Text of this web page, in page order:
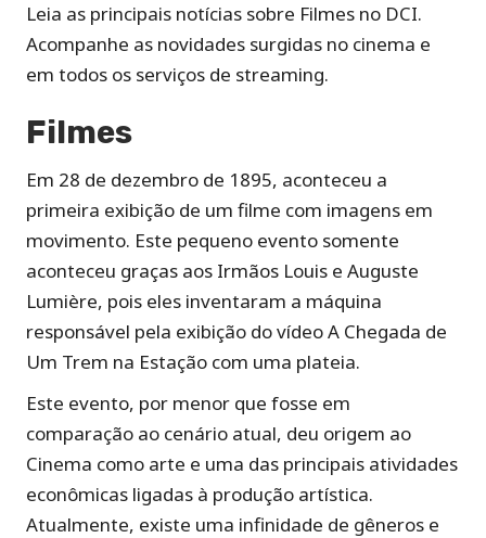
Leia as principais notícias sobre Filmes no DCI.
Acompanhe as novidades surgidas no cinema e
em todos os serviços de streaming.
Filmes
Em 28 de dezembro de 1895, aconteceu a
primeira exibição de um filme com imagens em
movimento. Este pequeno evento somente
aconteceu graças aos Irmãos Louis e Auguste
Lumière, pois eles inventaram a máquina
responsável pela exibição do vídeo A Chegada de
Um Trem na Estação com uma plateia.
Este evento, por menor que fosse em
comparação ao cenário atual, deu origem ao
Cinema como arte e uma das principais atividades
econômicas ligadas à produção artística.
Atualmente, existe uma infinidade de gêneros e